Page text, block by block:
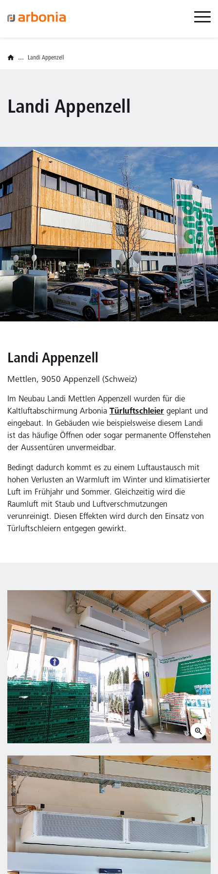
... Landi Appenzell
Landi Appenzell
Landi Appenzell
Mettlen, 9050 Appenzell (Schweiz)
Im Neubau Landi Mettlen Appenzell wurden für die
Kaltluftabschirmung Arbonia Türluftschleier geplant und
eingebaut. In Gebäuden wie beispielsweise diesem Landi
ist das häufige Öffnen oder sogar permanente Offenstehen
der Aussentüren unvermeidbar.
Bedingt dadurch kommt es zu einem Luftaustausch mit
hohen Verlusten an Warmluft im Winter und klimatisierter
Luft im Frühjahr und Sommer. Gleichzeitig wird die
Raumluft mit Staub und Luftverschmutzungen
verunreinigt. Diesen Effekten wird durch den Einsatz von
Türluftschleiern entgegen gewirkt.